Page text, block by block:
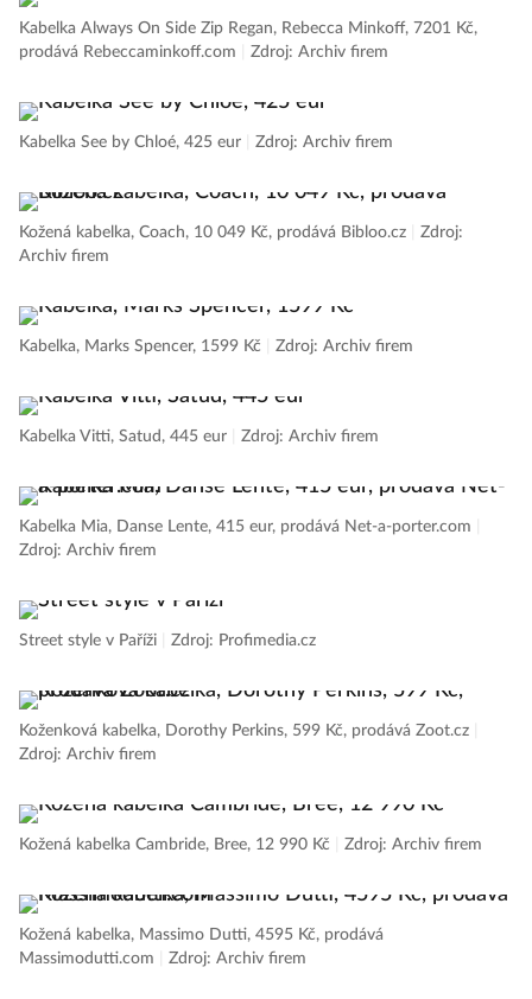
Kabelka Always On Side Zip Regan, Rebecca Minkoff, 7201 Kč,
prodává Rebeccaminkoff.com
Zdroj: Archiv firem
Kabelka See by Chloé, 425 eur Zdroj: Archiv firem
Kožená kabelka, Coach, 10 049 Kč, prodává Bibloo.cz
Zdroj:
Archiv firem
Kabelka, Marks Spencer, 1599 Kč Zdroj: Archiv firem
Kabelka Vitti, Satud, 445 eur Zdroj: Archiv firem
Kabelka Mia, Danse Lente, 415 eur, prodává Net-a-porter.com
Zdroj: Archiv firem
Street style v Paříži Zdroj: Profimedia.cz
Koženková kabelka, Dorothy Perkins, 599 Kč, prodává Zoot.cz
Zdroj: Archiv firem
Kožená kabelka Cambride, Bree, 12 990 Kč Zdroj: Archiv firem
Kožená kabelka, Massimo Dutti, 4595 Kč, prodává
Massimodutti.com
Zdroj: Archiv firem